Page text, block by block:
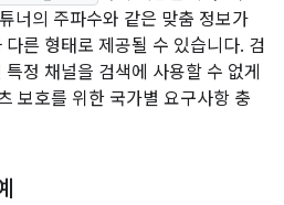
너의 주파수와 같은 맞춤 정보가
른 형태로 제공될 수 있습니다. 검
정 채널을 검색에 사용할 수 없게
보호를 위한 국가별 요구사항 충